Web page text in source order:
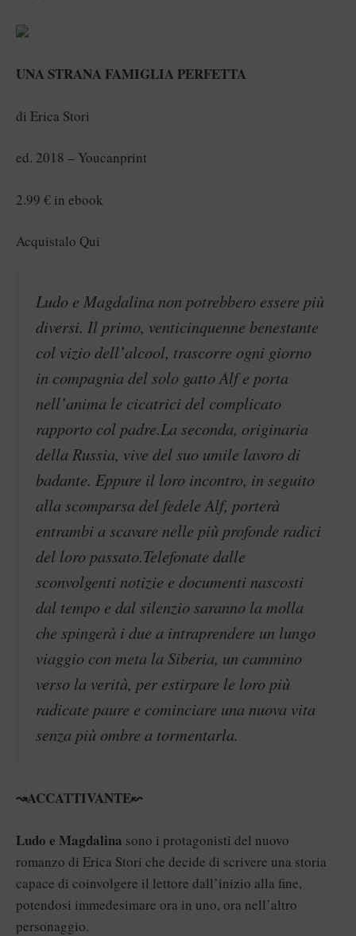
UNA STRANA FAMIGLIA PERFETTA
di Erica Stori
ed. 2018 – Youcanprint
2.99 € in ebook
Acquistalo Qui
Ludo e Magdalina non potrebbero essere più
diversi. Il primo, venticinquenne benestante
col vizio dell’alcool, trascorre ogni giorno
in compagnia del solo gatto Alf e porta
nell’anima le cicatrici del complicato
rapporto col padre.La seconda, originaria
della Russia, vive del suo umile lavoro di
badante. Eppure il loro incontro, in seguito
alla scomparsa del fedele Alf, porterà
entrambi a scavare nelle più profonde radici
del loro passato.Telefonate dalle
sconvolgenti notizie e documenti nascosti
dal tempo e dal silenzio saranno la molla
che spingerà i due a intraprendere un lungo
viaggio con meta la Siberia, un cammino
verso la verità, per estirpare le loro più
radicate paure e cominciare una nuova vita
senza più ombre a tormentarla.
↝ACCATTIVANTE↜
Ludo e Magdalina sono i protagonisti del nuovo
romanzo di Erica Stori che decide di scrivere una storia
capace di coinvolgere il lettore dall’inizio alla fine,
potendosi immedesimare ora in uno, ora nell’altro
personaggio.